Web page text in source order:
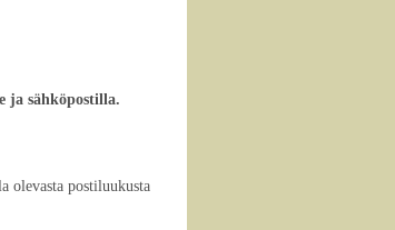
ja sähköpostilla.
olevasta postiluukusta